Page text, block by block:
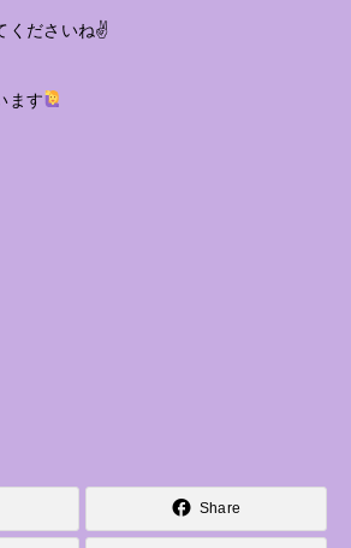
くださいね✌️
ます
Share